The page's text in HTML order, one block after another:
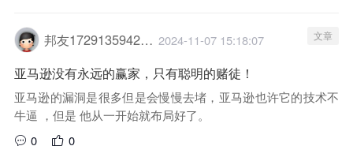
邦友1729135942029 2024-11-07 15:18:07 文章
亚马逊没有永远的赢家，只有聪明的赌徒！
亚马逊的漏洞是很多但是会慢慢去堵，亚马逊也许它的技术不
牛逼 ，但是 他从一开始就布局好了。
0
0